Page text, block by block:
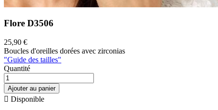
Flore D3506
25,90 €
Boucles d'oreilles dorées avec zirconias
"Guide des tailles"
Quantité
Ajouter au panier
 Disponible